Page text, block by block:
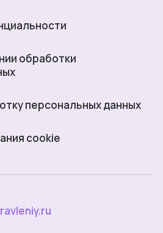
обработки
персональных данных
cookie